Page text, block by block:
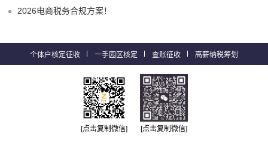
2026电商税务合规方案！
个体户核定征收 一手园区核定 查账征收 高薪纳税筹划
[点击复制微信] [点击复制微信]